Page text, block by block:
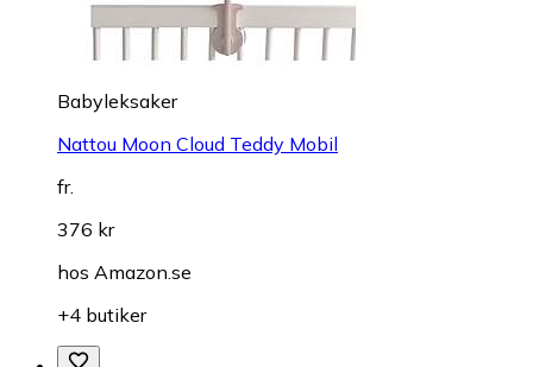
Babyleksaker
Nattou Moon Cloud Teddy Mobil
fr.
376 kr
hos Amazon.se
+4 butiker